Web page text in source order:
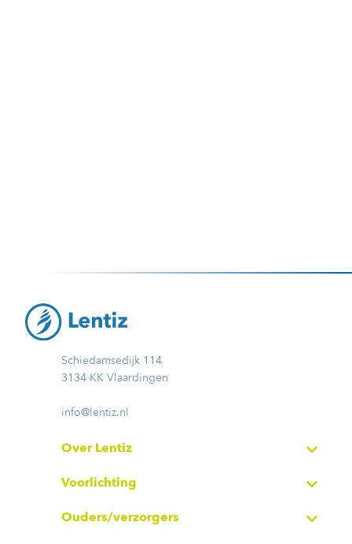
Schiedamsedijk 114
3134 KK Vlaardingen
info@lentiz.nl
Over Lentiz
Voorlichting
Ouders/verzorgers